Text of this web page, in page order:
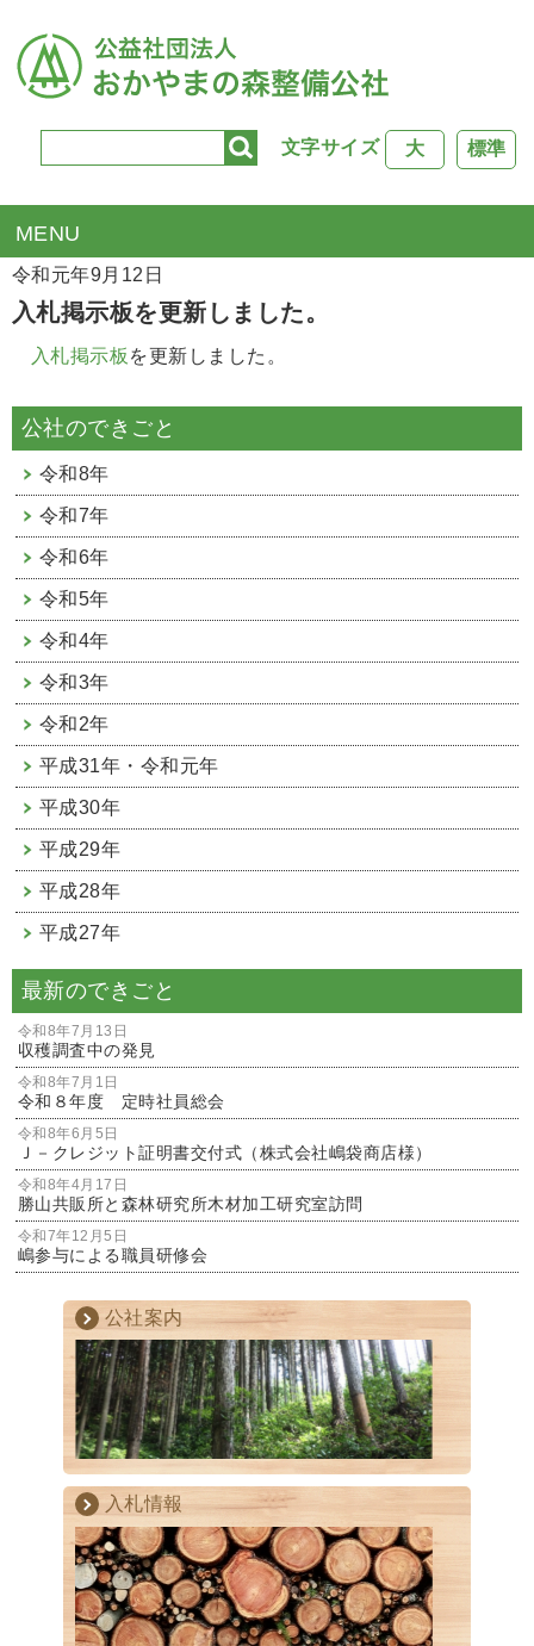
文字サイズ 標準
大
TOP>新着情報
令和元年9月12日
入札掲示板を更新しました。
入札掲示板 を更新しました。
公社のできごと
令和8年
令和7年
令和6年
令和5年
令和4年
令和3年
令和2年
平成31年・令和元年
平成30年
平成29年
平成28年
平成27年
最新のできごと
令和8年7月13日
収穫調査中の発見
令和8年7月1日
令和８年度 定時社員総会
令和8年6月5日
Ｊ－クレジット証明書交付式（株式会社嶋袋商店様）
令和8年4月17日
勝山共販所と森林研究所木材加工研究室訪問
令和7年12月5日
嶋参与による職員研修会
公社案内
入札情報